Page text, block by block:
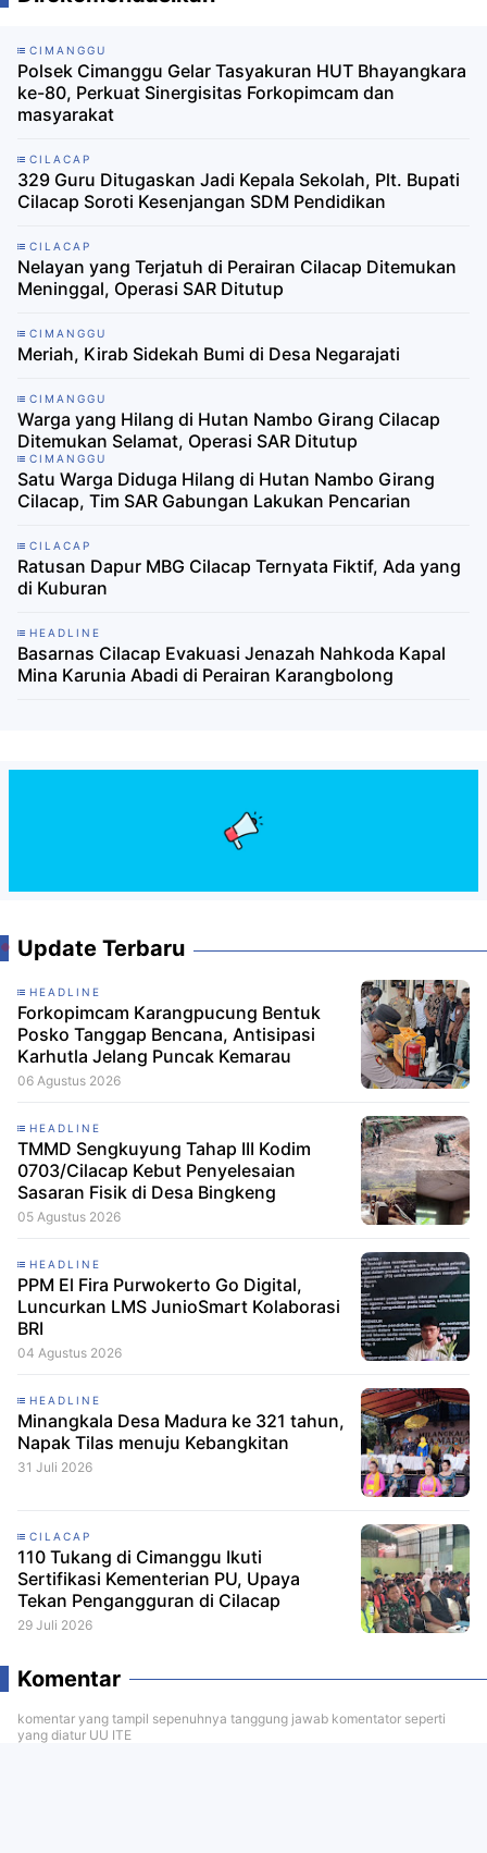
CIMANGGU
Polsek Cimanggu Gelar Tasyakuran HUT Bhayangkara
ke-80, Perkuat Sinergisitas Forkopimcam dan
masyarakat
CILACAP
329 Guru Ditugaskan Jadi Kepala Sekolah, Plt. Bupati
Cilacap Soroti Kesenjangan SDM Pendidikan
CILACAP
Nelayan yang Terjatuh di Perairan Cilacap Ditemukan
Meninggal, Operasi SAR Ditutup
CIMANGGU
Meriah, Kirab Sidekah Bumi di Desa Negarajati
CIMANGGU
Warga yang Hilang di Hutan Nambo Girang Cilacap
Ditemukan Selamat, Operasi SAR Ditutup
CIMANGGU
Satu Warga Diduga Hilang di Hutan Nambo Girang
Cilacap, Tim SAR Gabungan Lakukan Pencarian
CILACAP
Ratusan Dapur MBG Cilacap Ternyata Fiktif, Ada yang
di Kuburan
HEADLINE
Basarnas Cilacap Evakuasi Jenazah Nahkoda Kapal
Mina Karunia Abadi di Perairan Karangbolong
Update Terbaru
HEADLINE
Forkopimcam Karangpucung Bentuk
Posko Tanggap Bencana, Antisipasi
Karhutla Jelang Puncak Kemarau
06 Agustus 2026
HEADLINE
TMMD Sengkuyung Tahap III Kodim
0703/Cilacap Kebut Penyelesaian
Sasaran Fisik di Desa Bingkeng
05 Agustus 2026
HEADLINE
PPM El Fira Purwokerto Go Digital,
Luncurkan LMS JunioSmart Kolaborasi
BRI
04 Agustus 2026
HEADLINE
Minangkala Desa Madura ke 321 tahun,
Napak Tilas menuju Kebangkitan
31 Juli 2026
CILACAP
110 Tukang di Cimanggu Ikuti
Sertifikasi Kementerian PU, Upaya
Tekan Pengangguran di Cilacap
29 Juli 2026
Komentar
komentar yang tampil sepenuhnya tanggung jawab komentator seperti
yang diatur UU ITE